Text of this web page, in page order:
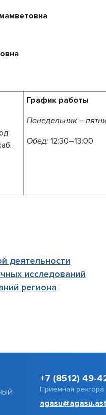
График работы
Понедельник –
Обед: 12:30–13:00
деятельности
исследований
региона
+7 (8512) 49-
Приемная ректора